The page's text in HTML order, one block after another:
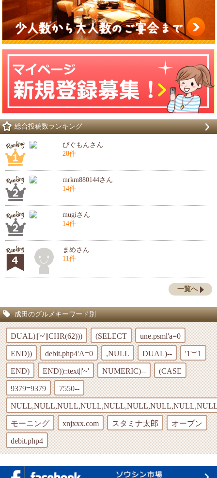
総合投稿数ランキング
ぴぐもんさん
28件
mrkm880144さん
14件
mugiさん
14件
まめさん
11件
一覧へ
成田のグルメキーワード別
DUAL)||'~'||CHR(62))) (SELECT une.psml'a=0
END)) debit.php4'A=0 ,NULL DUAL)-- '1'='1
END) END))::text||'~' NUMERIC)-- (CASE
9379=9379 7550--
モーニング xnjxxx.com スタミナ太郎 オープン
debit.php4